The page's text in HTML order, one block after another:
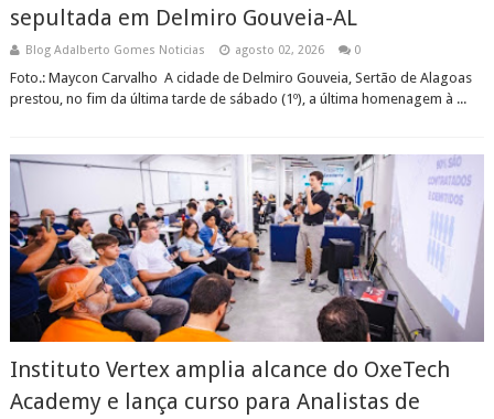
sepultada em Delmiro Gouveia-AL
Blog Adalberto Gomes Noticias agosto 02, 2026 0
Foto.: Maycon Carvalho A cidade de Delmiro Gouveia, Sertão de Alagoas
prestou, no fim da última tarde de sábado (1º), a última homenagem à ...
Instituto Vertex amplia alcance do OxeTech
Academy e lança curso para Analistas de